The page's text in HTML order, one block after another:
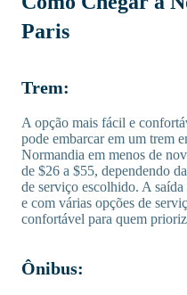
Paris
Trem:
A opção mais fácil e
pode embarcar em um trem
Normandia em menos de
de $26 a $55, dependendo
de serviço escolhido. A
e com várias opções de
confortável para quem
Ônibus: